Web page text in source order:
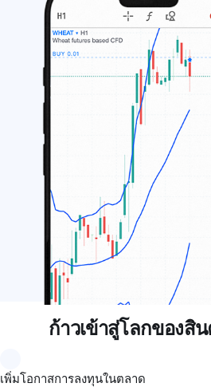
ก้าวเข้าสู่โลกของ
เพิ่มโอกาสการลงทุนในตลาด